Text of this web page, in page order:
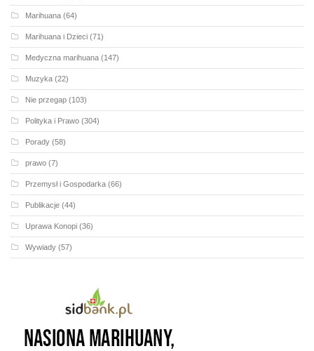
Marihuana (64)
Marihuana i Dzieci (71)
Medyczna marihuana (147)
Muzyka (22)
Nie przegap (103)
Polityka i Prawo (304)
Porady (58)
prawo (7)
Przemysł i Gospodarka (66)
Publikacje (44)
Uprawa Konopi (36)
Wywiady (57)